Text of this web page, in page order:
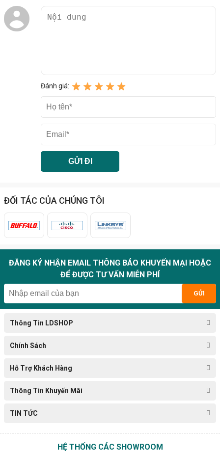
Đánh giá:
ĐỐI TÁC CỦA CHÚNG TÔI
ĐĂNG KÝ NHẬN EMAIL THÔNG BÁO KHUYẾN MẠI HOẶC
ĐỂ ĐƯỢC TƯ VẤN MIỄN PHÍ
GỬI
Thông Tin LDSHOP
Chính Sách
Hỗ Trợ Khách Hàng
Thông Tin Khuyến Mãi
TIN TỨC
HỆ THỐNG CÁC SHOWROOM